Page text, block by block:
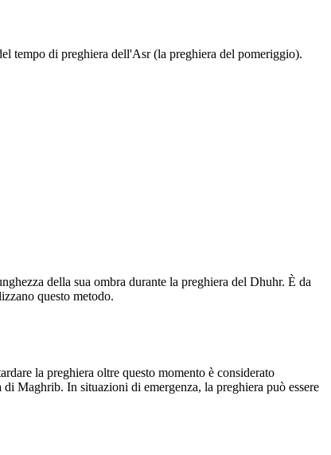
tempo di preghiera dell'Asr (la preghiera del pomeriggio).
della sua ombra durante la preghiera del Dhuhr. È da
questo metodo.
la preghiera oltre questo momento è considerato
Maghrib. In situazioni di emergenza, la preghiera può essere